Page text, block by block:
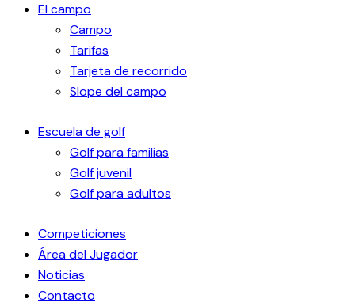
El campo
Campo
Tarifas
Tarjeta de recorrido
Slope del campo
Escuela de golf
Golf para familias
Golf juvenil
Golf para adultos
Competiciones
Área del Jugador
Noticias
Contacto